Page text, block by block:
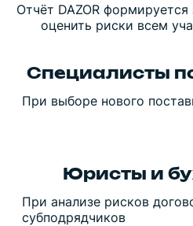
Отчёт DAZOR
оценить риски всем
Специалисты
При выборе нового
Юристы и
При анализе рисков
субподрядчиков